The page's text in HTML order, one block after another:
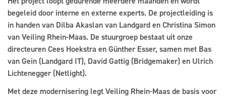
begeleid door interne en externe experts. De projectleiding is
in handen van Dilba Akaslan van Landgard en Christina Simon
van Veiling Rhein-Maas. De stuurgroep bestaat uit onze
directeuren Cees Hoekstra en Günther Esser, samen met Bas
van Gein (Landgard IT), David Gattig (Bridgemaker) en Ulrich
Lichtenegger (Netlight).
Met deze modernisering legt Veiling Rhein-Maas de basis voor